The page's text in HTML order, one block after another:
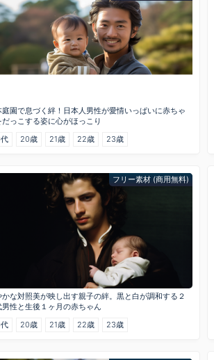
庭園で息づく絆！日本人男性が愛情いっぱいに赤ちゃ
だっこする姿に心がほっこり
20歳 21歳 22歳 23歳
フリー素材 (商用無料)
かな対照美が映し出す親子の絆。黒と白が調和する２
男性と生後１ヶ月の赤ちゃん
20歳 21歳 22歳 23歳